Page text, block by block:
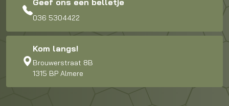
036 5304422
Kom langs!
Brouwerstraat 8B
1315 BP Almere